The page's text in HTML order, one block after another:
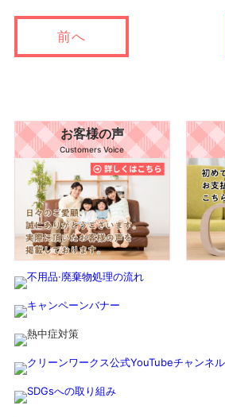
前へ
お客様の声
Customers Voice